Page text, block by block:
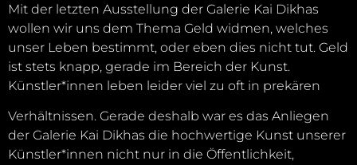
Mit der letzten Ausstellung der Galerie Kai Dikhas
wollen wir uns dem Thema Geld widmen, welches
unser Leben bestimmt, oder eben dies nicht tut. Geld
ist stets knapp, gerade im Bereich der Kunst.
Künstler*innen leben leider viel zu oft in prekären
Verhältnissen. Gerade deshalb war es das Anliegen
der Galerie Kai Dikhas die hochwertige Kunst unserer
Künstler*innen nicht nur in die Öffentlichkeit,